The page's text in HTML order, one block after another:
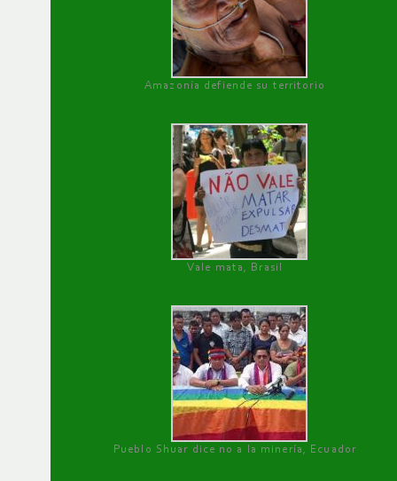
Amazonía defiende su territorio
Vale mata, Brasil
Pueblo Shuar dice no a la minería, Ecuador